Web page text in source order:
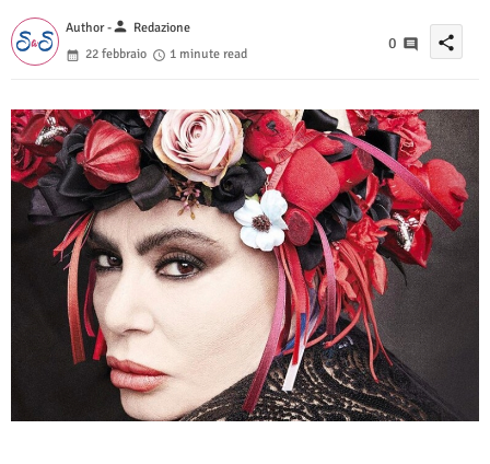
Author -person Redazione
22 febbraio
1 minute read
0 share